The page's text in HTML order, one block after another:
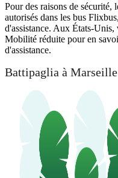
Pour des raisons de sécurité,
autorisés dans les bus
d'assistance. Aux États-
Mobilité réduite pour en
d'assistance.
Battipaglia à